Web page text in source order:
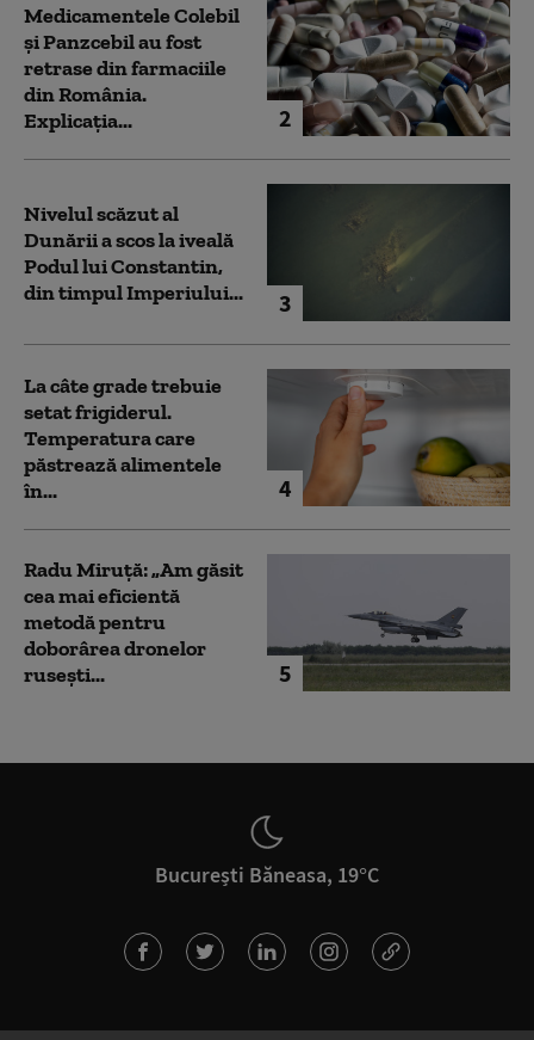
2
Medicamentele Colebil
și Panzcebil au fost
retrase din farmaciile
din România.
Explicația...
3
Nivelul scăzut al
Dunării a scos la iveală
Podul lui Constantin,
din timpul Imperiului...
4
La câte grade trebuie
setat frigiderul.
Temperatura care
păstrează alimentele
în...
5
Radu Miruță: „Am găsit
cea mai eficientă
metodă pentru
doborârea dronelor
rusești...
București Băneasa, 19°C